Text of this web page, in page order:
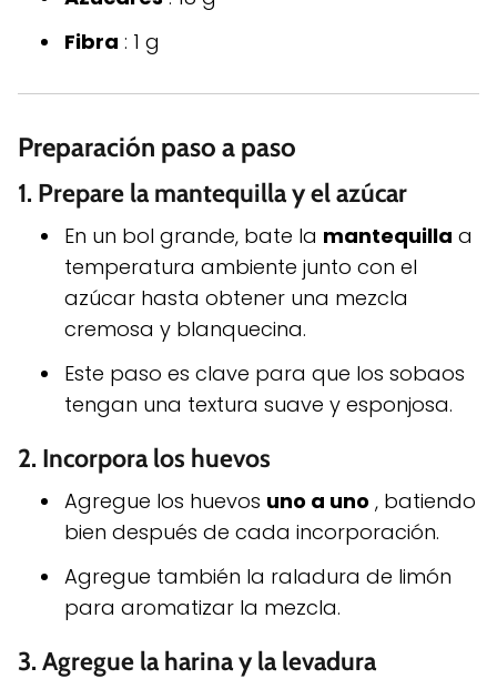
Fibra : 1 g
Preparación paso a paso
1. Prepare la mantequilla y el azúcar
En un bol grande, bate la mantequilla a
temperatura ambiente junto con el
azúcar hasta obtener una mezcla
cremosa y blanquecina.
Este paso es clave para que los sobaos
tengan una textura suave y esponjosa.
2. Incorpora los huevos
Agregue los huevos uno a uno , batiendo
bien después de cada incorporación.
Agregue también la raladura de limón
para aromatizar la mezcla.
3. Agregue la harina y la levadura